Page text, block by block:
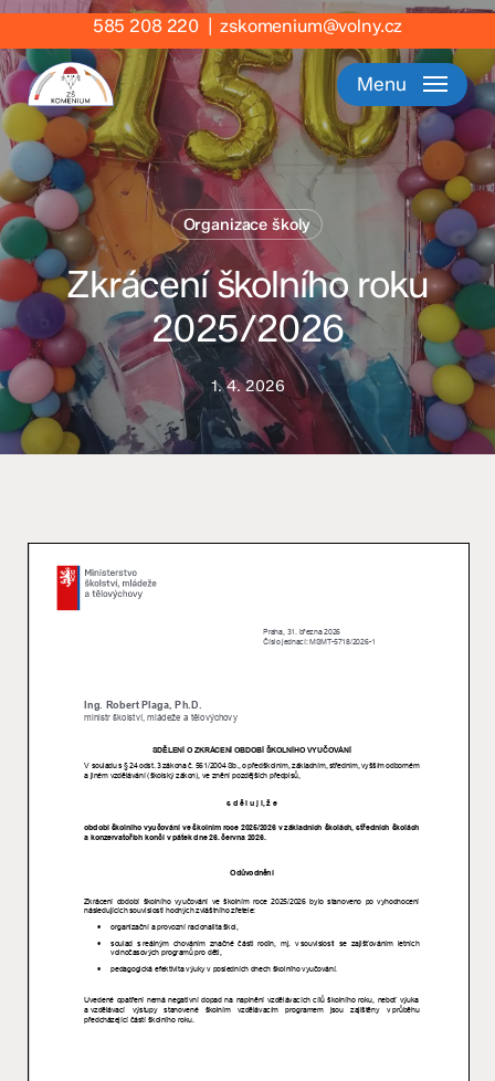
Skip
main
content
585 208 220 |zskomenium@volny.cz
Menu
Organizace školy
Zkrácení školního roku
2025/2026
1. 4. 2026